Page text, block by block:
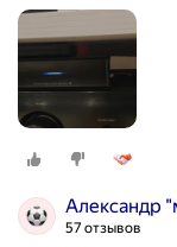
Александр
57 отзывов